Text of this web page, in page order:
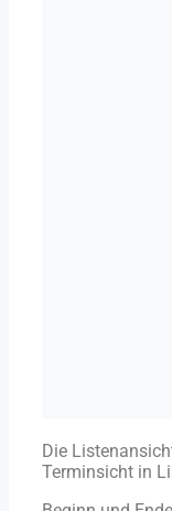
Die
Terminsicht in